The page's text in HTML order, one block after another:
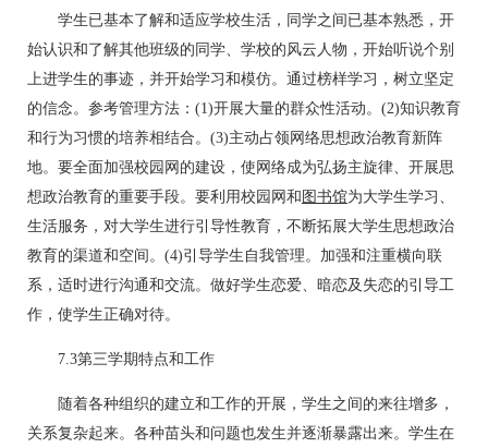
学生已基本了解和适应学校生活，同学之间已基本熟悉，开
始认识和了解其他班级的同学、学校的风云人物，开始听说个别
上进学生的事迹，并开始学习和模仿。通过榜样学习，树立坚定
的信念。参考管理方法：(1)开展大量的群众性活动。(2)知识教育
和行为习惯的培养相结合。(3)主动占领网络思想政治教育新阵
地。要全面加强校园网的建设，使网络成为弘扬主旋律、开展思
想政治教育的重要手段。要利用校园网和 图书馆为大学生学习、
生活服务，对大学生进行引导性教育，不断拓展大学生思想政治
教育的渠道和空间。(4)引导学生自我管理。加强和注重横向联
系，适时进行沟通和交流。做好学生恋爱、暗恋及失恋的引导工
作，使学生正确对待。
7.3第三学期特点和工作
随着各种组织的建立和工作的开展，学生之间的来往增多，
关系复杂起来。各种苗头和问题也发生并逐渐暴露出来。学生在